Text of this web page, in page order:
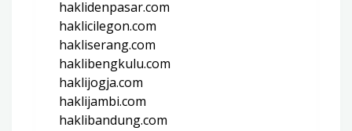
haklidenpasar.com
haklicilegon.com
hakliserang.com
haklibengkulu.com
haklijogja.com
haklijambi.com
haklibandung.com